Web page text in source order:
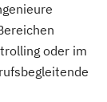
oder im